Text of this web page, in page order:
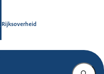
Rijksoverheid